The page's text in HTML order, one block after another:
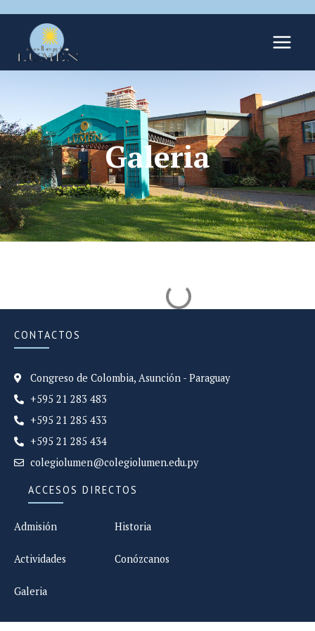
Galeria
CONTACTOS
Congreso de Colombia, Asunción - Paraguay
+595 21 283 483
+595 21 285 433
+595 21 285 434
colegiolumen@colegiolumen.edu.py
ACCESOS DIRECTOS
Admisión
Actividades
Galeria
Historia
Conózcanos